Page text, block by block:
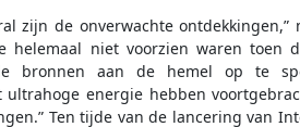
zijn de onverwachte ontdekkingen,”
niet voorzien waren toen
bronnen aan de hemel op te
energie hebben
Ten tijde van de lancering van